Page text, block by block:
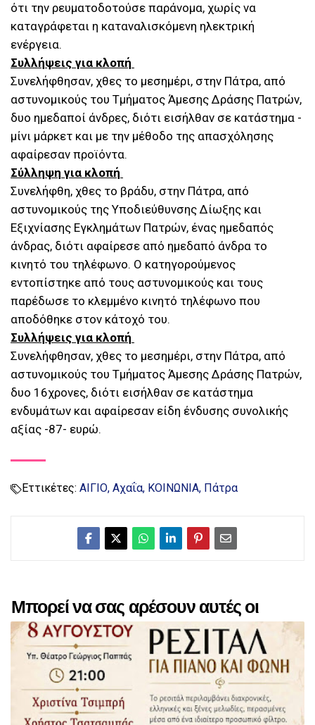
ότι την ρευματοδοτούσε παράνομα, χωρίς να
καταγράφεται η καταναλισκόμενη ηλεκτρική
ενέργεια.
Συλλήψεις για κλοπή
Συνελήφθησαν, χθες το μεσημέρι, στην Πάτρα, από
αστυνομικούς του Τμήματος Άμεσης Δράσης Πατρών,
δυο ημεδαποί άνδρες, διότι εισήλθαν σε κατάστημα -
μίνι μάρκετ και με την μέθοδο της απασχόλησης
αφαίρεσαν προϊόντα.
Σύλληψη για κλοπή
Συνελήφθη, χθες το βράδυ, στην Πάτρα, από
αστυνομικούς της Υποδιεύθυνσης Δίωξης και
Εξιχνίασης Εγκλημάτων Πατρών, ένας ημεδαπός
άνδρας, διότι αφαίρεσε από ημεδαπό άνδρα το
κινητό του τηλέφωνο. Ο κατηγορούμενος
εντοπίστηκε από τους αστυνομικούς και τους
παρέδωσε το κλεμμένο κινητό τηλέφωνο που
αποδόθηκε στον κάτοχό του.
Συλλήψεις για κλοπή
Συνελήφθησαν, χθες το μεσημέρι, στην Πάτρα, από
αστυνομικούς του Τμήματος Άμεσης Δράσης Πατρών,
δυο 16χρονες, διότι εισήλθαν σε κατάστημα
ενδυμάτων και αφαίρεσαν είδη ένδυσης συνολικής
αξίας -87- ευρώ.
Εττικέτες: ΑΙΓΙΟ Αχαΐα ΚΟΙΝΩΝΙΑ Πάτρα
Μπορεί να σας αρέσουν αυτές οι
αναρτήσεις